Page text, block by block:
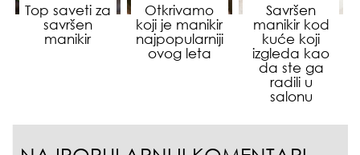
Top saveti za
savršen
manikir
Otkrivamo
koji je manikir
najpopularniji
ovog leta
Savršen
manikir kod
kuće koji
izgleda kao
da ste ga
radili u
salonu